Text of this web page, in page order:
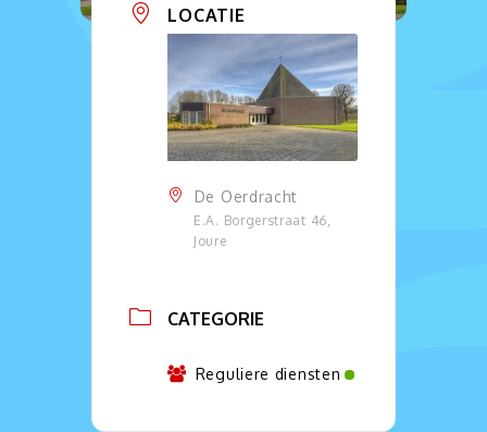
LOCATIE
De Oerdracht
E.A. Borgerstraat 46,
Joure
CATEGORIE
Reguliere diensten